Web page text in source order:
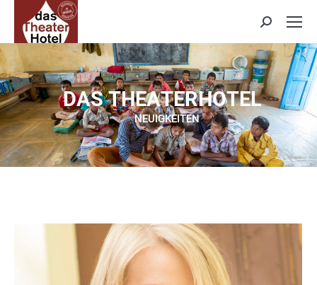
Search:
DAS THEATERHOTEL
NEUIGKEITEN